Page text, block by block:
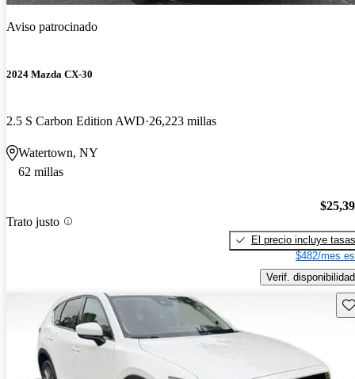
Aviso patrocinado
2024 Mazda CX-30
2.5 S Carbon Edition AWD 26,223 millas
Watertown, NY
62 millas
Trato justo
El precio incluye tasas
$482/mes
Verif. disponibilidad